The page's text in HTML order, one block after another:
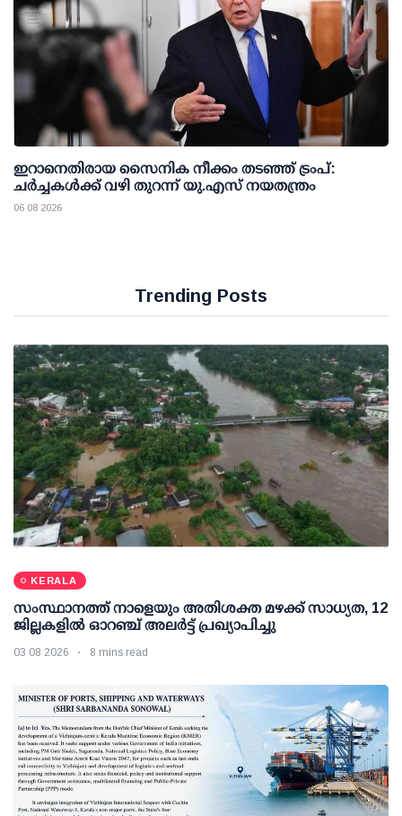
ഇറാനെതിരായ സൈനിക നീക്കം തടഞ്ഞ് ട്രംപ്:
ചര്‍ച്ചകള്‍ക്ക് വഴി തുറന്ന് യു.എസ് നയതന്ത്രം
06 08 2026
Trending Posts
KERALA
സംസ്ഥാനത്ത് നാളെയും അതിശക്ത മഴക്ക് സാധ്യത, 12
ജില്ലകളിൽ ഓറഞ്ച് അലർട്ട് പ്രഖ്യാപിച്ചു
03 08 2026 8 mins read